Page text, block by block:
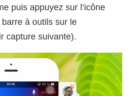
puis appuyez sur l’icône
à outils sur le
capture suivante).